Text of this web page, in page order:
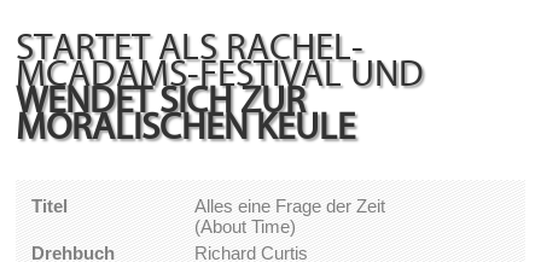
STARTET ALS RACHEL-
MCADAMS-FESTIVAL UND
WENDET SICH ZUR
MORALISCHEN KEULE
Titel
Alles eine Frage der Zeit
(About Time)
Drehbuch
Richard Curtis